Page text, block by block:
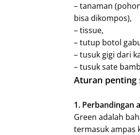
– tanaman
bisa dikompos),
– tissue,
– tutup botol
– tusuk gigi dari
– tusuk sate
Aturan penting
1. Perbandingan
Green adalah
termasuk ampas